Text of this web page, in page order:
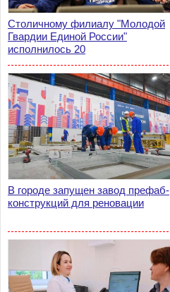
Столичному филиалу "Молодой
Гвардии Единой России"
исполнилось 20
В городе запущен завод префаб-
конструкций для реновации